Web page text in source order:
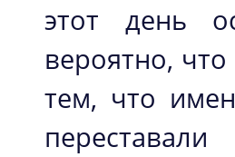
этот день
вероятно,
тем, что